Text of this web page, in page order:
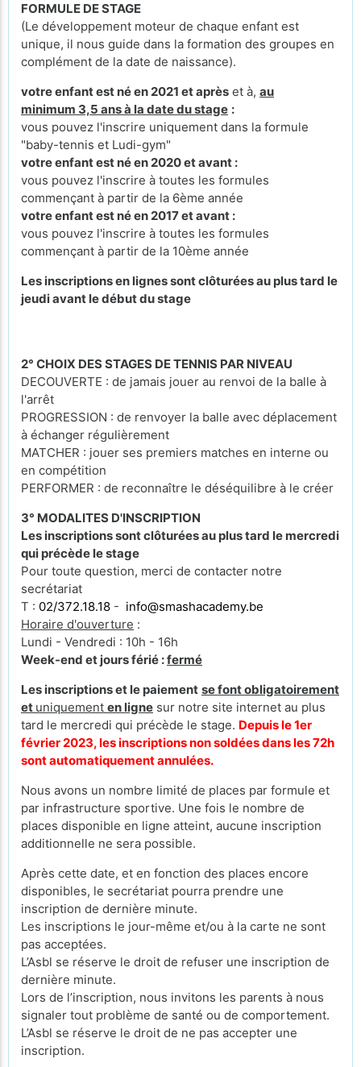
FORMULE DE STAGE
(Le développement moteur de chaque enfant est
unique, il nous guide dans la formation des groupes en
complément de la date de naissance).
votre enfant est né en 2021 et après et à, au
minimum 3,5 ans à la date du stage :
vous pouvez l'inscrire uniquement dans la formule
"baby-tennis et Ludi-gym"
votre enfant est né en 2020 et avant :
vous pouvez l'inscrire à toutes les formules
commençant à partir de la 6ème année
votre enfant est né en 2017 et avant :
vous pouvez l'inscrire à toutes les formules
commençant à partir de la 10ème année
Les inscriptions en lignes sont clôturées au plus tard le
jeudi avant le début du stage
2° CHOIX DES STAGES DE TENNIS PAR NIVEAU
DECOUVERTE : de jamais jouer au renvoi de la balle à
l'arrêt
PROGRESSION : de renvoyer la balle avec déplacement
à échanger régulièrement
MATCHER : jouer ses premiers matches en interne ou
en compétition
PERFORMER : de reconnaître le déséquilibre à le créer
3° MODALITES D'INSCRIPTION
Les inscriptions sont clôturées au plus tard le mercredi
qui précède le stage
Pour toute question, merci de contacter notre
secrétariat
T : 02/372.18.18 - info@smashacademy.be
Horaire d'ouverture :
Lundi - Vendredi : 10h - 16h
Week-end et jours férié :fermé
Les inscriptions et le paiement se font obligatoirement
et uniquement en ligne sur notre site internet au plus
tard le mercredi qui précède le stage. Depuis le 1er
février 2023, les inscriptions non soldées dans les 72h
sont automatiquement annulées.
Nous avons un nombre limité de places par formule et
par infrastructure sportive. Une fois le nombre de
places disponible en ligne atteint, aucune inscription
additionnelle ne sera possible.
Après cette date, et en fonction des places encore
disponibles, le secrétariat pourra prendre une
inscription de dernière minute.
Les inscriptions le jour-même et/ou à la carte ne sont
pas acceptées.
L’Asbl se réserve le droit de refuser une inscription de
dernière minute.
Lors de l’inscription, nous invitons les parents à nous
signaler tout problème de santé ou de comportement.
L’Asbl se réserve le droit de ne pas accepter une
inscription.